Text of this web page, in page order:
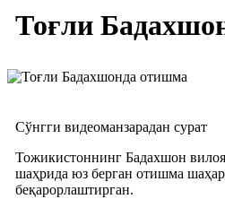
Тоғли
Cўнгги видеоманзарадан сурат
Тожикистоннинг Бадахшон
шаҳрида юз берган отишма
беқарорлаштирган.